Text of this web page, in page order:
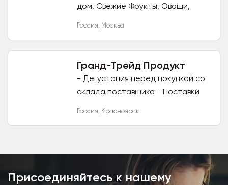
дом. Свежие Фрукты, Овощи,
Россия, Москва
Гранд-Трейд Продукт
- Дегустация перед покупкой со
склада поставщика - Поставки
Хабаровска ,Сахалина и
Россия, Красноярск
Присоединяйтесь к нашему